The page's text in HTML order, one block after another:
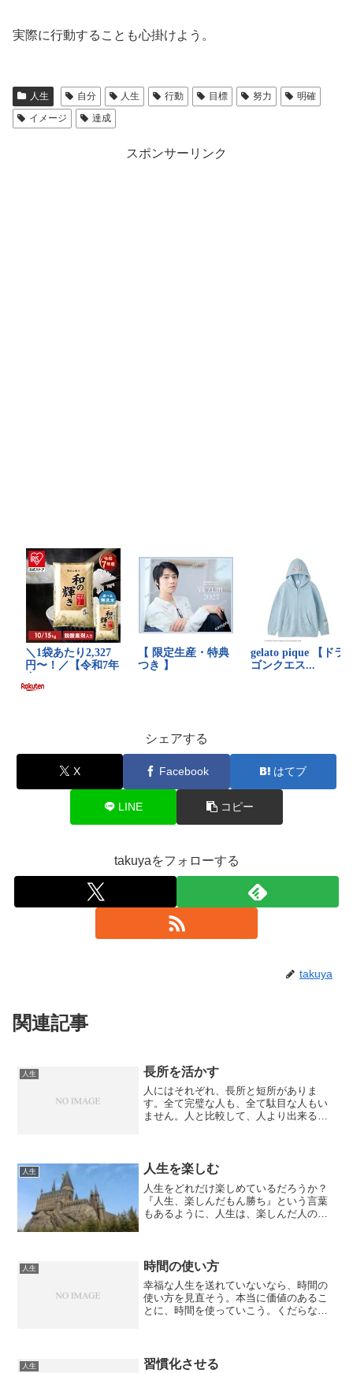
実際に行動することも心掛けよう。
人生 自分 人生 行動 目標 努力
明確
イメージ
達成
スポンサーリンク
シェアする
X Facebook はてブ
LINE コピー
takuyaをフォローする
takuya
関連記事
人生 長所を活かす
人にはそれぞれ、長所と短所がありま
す。全て完璧な人も、全て駄目な人もい
ません。人と比較して、人より出来るこ
ているのです。出来ないことを...
人生 人生を楽しむ
人生をどれだけ楽しめているだろうか？
『人生、楽しんだもん勝ち』という言葉
もあるように、人生は、楽しんだ人の勝
ります。不運なことが、い...
人生 時間の使い方
幸福な人生を送れていないなら、時間の
使い方を見直そう。本当に価値のあるこ
とに、時間を使っていこう。くだらない
とをすることです。世のた...
人生 習慣化させる